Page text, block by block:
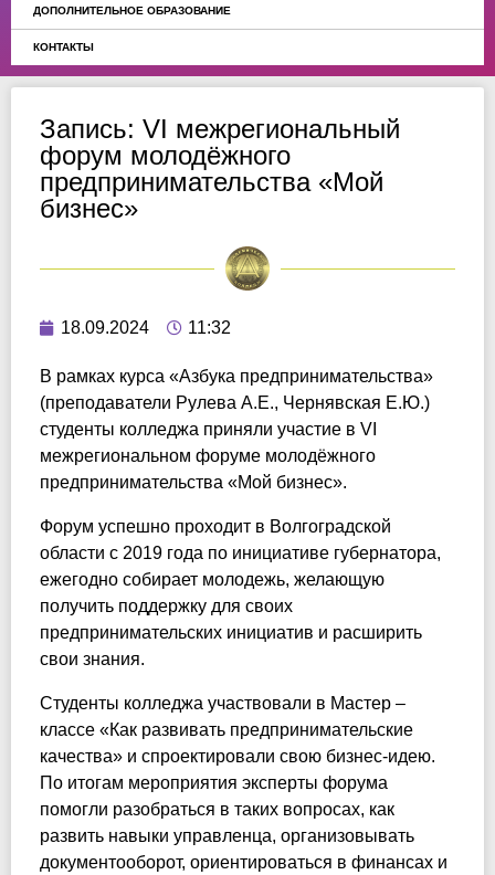
ДОПОЛНИТЕЛЬНОЕ ОБРАЗОВАНИЕ
КОНТАКТЫ
Запись: VI межрегиональный
форум молодёжного
предпринимательства «Мой
бизнес»
18.09.2024 11:32
В рамках курса «Азбука предпринимательства»
(преподаватели Рулева А.Е., Чернявская Е.Ю.)
студенты колледжа приняли участие в VI
межрегиональном форуме молодёжного
предпринимательства «Мой бизнес».
Форум успешно проходит в Волгоградской
области с 2019 года по инициативе губернатора,
ежегодно собирает молодежь, желающую
получить поддержку для своих
предпринимательских инициатив и расширить
свои знания.
Студенты колледжа участвовали в Мастер –
классе «Как развивать предпринимательские
качества» и спроектировали свою бизнес-идею.
По итогам мероприятия эксперты форума
помогли разобраться в таких вопросах, как
развить навыки управленца, организовывать
документооборот, ориентироваться в финансах и